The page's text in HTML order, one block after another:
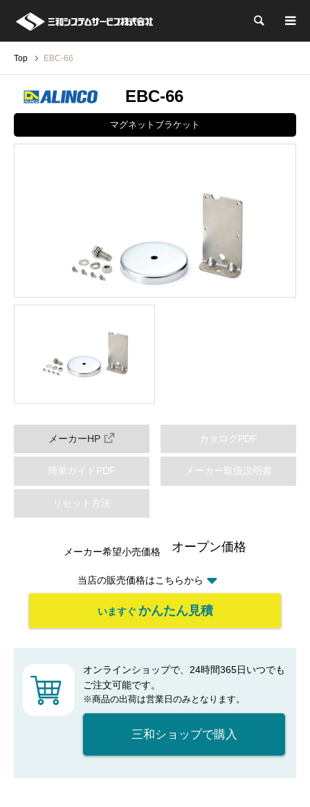
検索
Top EBC-66
EBC-66
マグネットブラケット
メーカーHP カタログPDF
簡単ガイドPDF メーカー取扱説明書
リセット方法
メーカー希望小売価格 オープン価格
当店の販売価格はこちらから
いますぐ かんたん見積
オンラインショップで、24時間365日いつでも
ご注文可能です。
※商品の出荷は営業日のみとなります。
三和ショップで購入